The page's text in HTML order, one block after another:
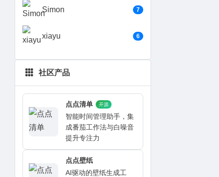
Simon 7
xiayu 6
社区产品
点点清单 开源
智能时间管理助手，集
成番茄工作法与白噪音
提升专注力
点点壁纸
AI驱动的壁纸生成工